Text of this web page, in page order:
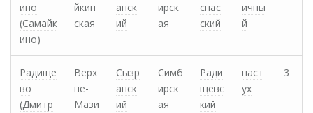
ино
(Самайк
ино)
йкин
ская
анск
ий
ирск
ая
спас
ский
ичны
й
Радище
во
(Дмитр
Верх
не-
Мази
Сызр
анск
ий
Симб
ирск
ая
Ради
щевс
кий
паст
ух
3